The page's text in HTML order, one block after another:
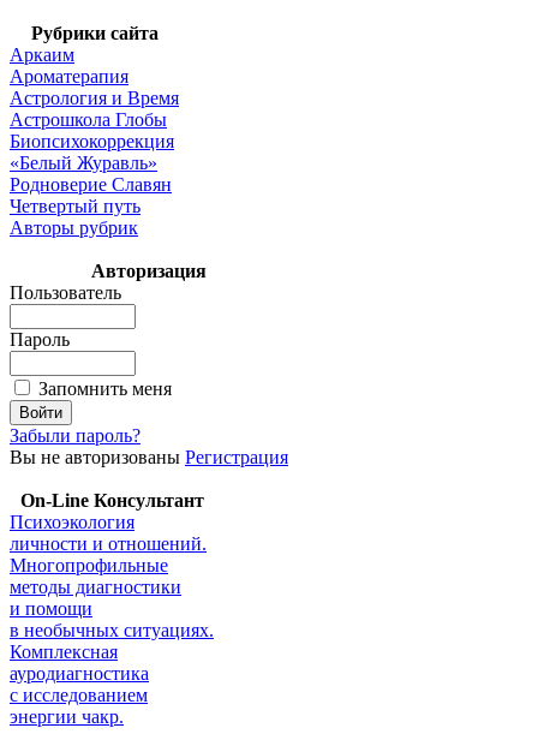
Рубрики сайта
Аркаим
Ароматерапия
Астрология и Время
Астрошкола Глобы
Биопсихокоррекция
«Белый Журавль»
Родноверие Славян
Четвертый путь
Авторы рубрик
Авторизация
Пользователь
Пароль
Запомнить меня
Забыли пароль?
Вы не авторизованы Регистрация
On-Line Консультант
Психоэкология
личности и отношений.
Многопрофильные
методы диагностики
и помощи
в необычных ситуациях.
Комплексная
ауродиагностика
с исследованием
энергии чакр.